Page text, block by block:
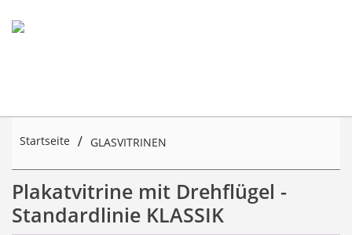
Startseite GLASVITRINEN
Plakatvitrine mit Drehflügel -
Standardlinie KLASSIK